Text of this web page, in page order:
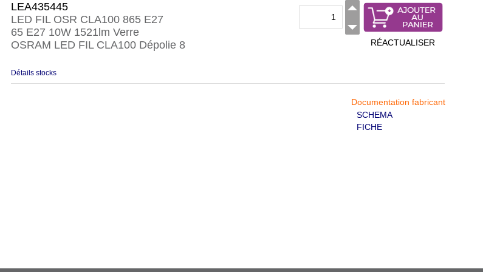
LEA435445
LED FIL OSR CLA100 865 E27
65 E27 10W 1521lm Verre
OSRAM LED FIL CLA100 Dépolie 8
RÉACTUALISER
Détails stocks
Documentation fabricant
SCHEMA
FICHE